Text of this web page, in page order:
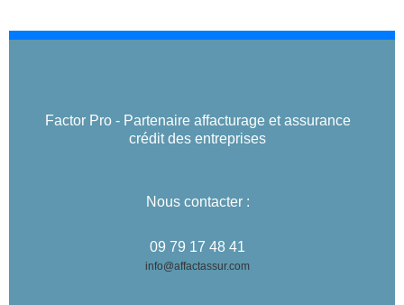
Factor Pro - Partenaire affacturage et assurance
crédit des entreprises
Nous contacter :
09 79 17 48 41
info@affactassur.com